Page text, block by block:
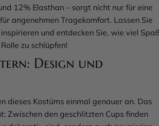
12% Elasthan – sorgt nicht nur für eine
angenehmen Tragekomfort. Lassen Sie
und entdecken Sie, wie viel
zu schlüpfen!
Design und
dieses Kostüms einmal genauer an. Das
Zwischen den geschlitzten Cups finden